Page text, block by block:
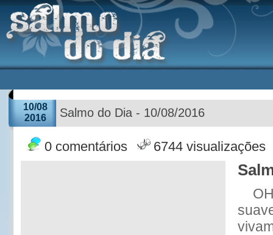
10/08
2016
Salmo do Dia - 10/08/2016
0 comentários 6744 visualizações